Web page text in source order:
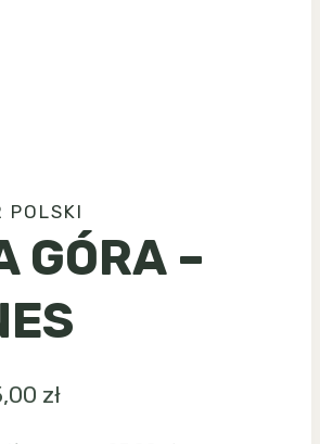
POLSKI
GÓRA –
złZakres